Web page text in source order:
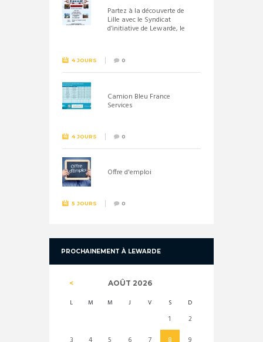
Partez à la découverte de
Lille avec le Syndicat
d’initiative de Lewarde, le
4 JOURS 0
Camion Bleu France
Services
4 JOURS 0
Offre d'emploi
5 JOURS 0
PROCHAINEMENT À LEWARDE
AOÛT 2026
L M M J V S D
1
2